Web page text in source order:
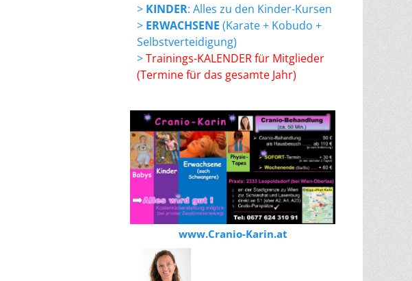
> KINDER: Alles zu den Kinder-Kursen
> ERWACHSENE (Karate + Kobudo +
Selbstverteidigung)
>Trainings-KALENDER für Mitglieder
(Termine für das gesamte Jahr)
www.Cranio-Karin.at